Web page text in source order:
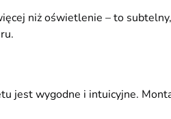
niż oświetlenie – to
jest wygodne i intuicyjne.